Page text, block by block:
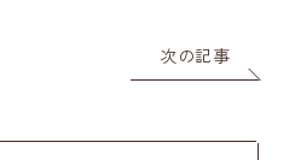
次の記事